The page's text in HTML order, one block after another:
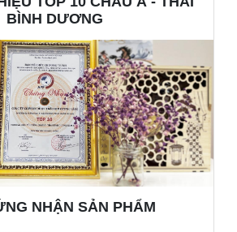
phong phú các loại vitamin, chất
cơ thể.
nấm linh chi có tác dụng giải độc
ngừng tổng hợp cholesterol, trung
nhiều loại vi khuẩn gây bệnh nên có
bệnh về gan mật như viêm gan,
mỡ
tiểu đường
làm khôi phục tế bào
BÌNH DƯƠNG
NHẬN SẢN PHẨM